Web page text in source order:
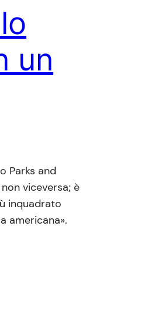
un
Parks and
viceversa; è
inquadrato
americana».